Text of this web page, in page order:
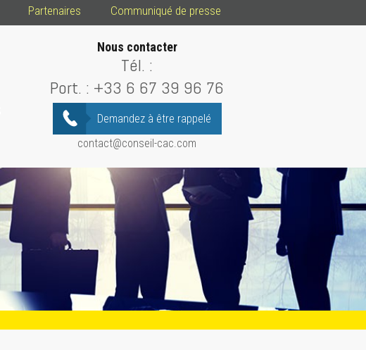
Partenaires Communiqué de presse
Nous contacter
Tél. :
Port. : +33 6 67 39 96 76
Demandez à être rappelé
contact@conseil-cac.com